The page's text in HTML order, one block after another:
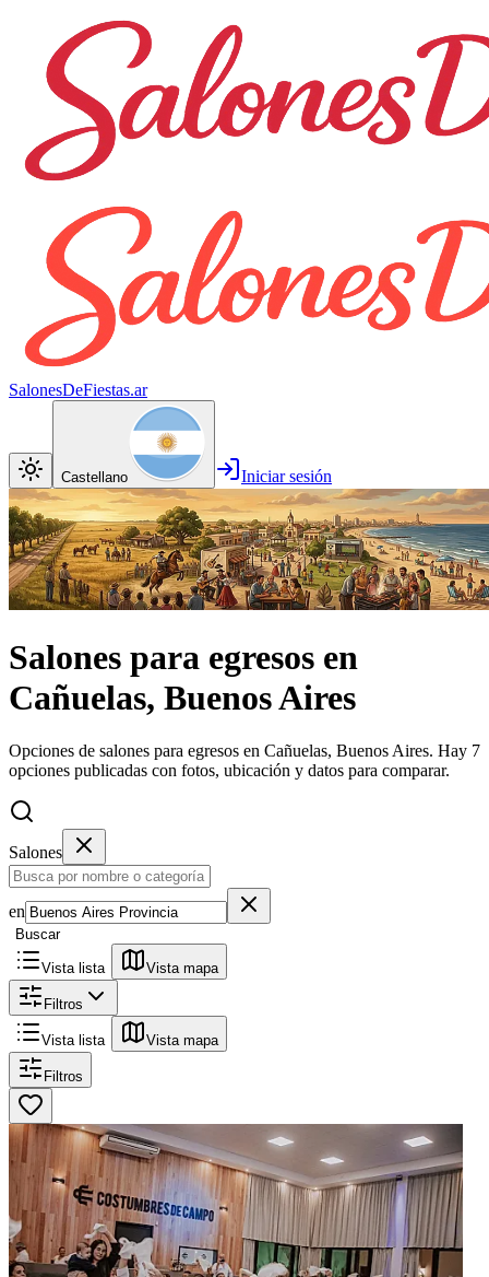
SalonesDeFiestas.ar
Castellano Iniciar sesión
Salones para egresos en
Cañuelas, Buenos Aires
Opciones de salones para egresos en Cañuelas, Buenos Aires. Hay 7
opciones publicadas con fotos, ubicación y datos para comparar.
Salones
en
Buscar
Vista lista Vista mapa
Filtros
Vista lista Vista mapa
Filtros